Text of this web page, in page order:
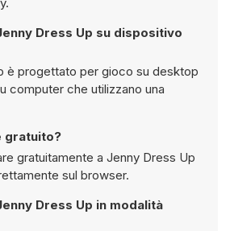
Dress Up su dispositivo
è progettato per gioco su desktop
computer che utilizzano una
gratuito?
gratuitamente a Jenny Dress Up
sul browser.
Up in modalità